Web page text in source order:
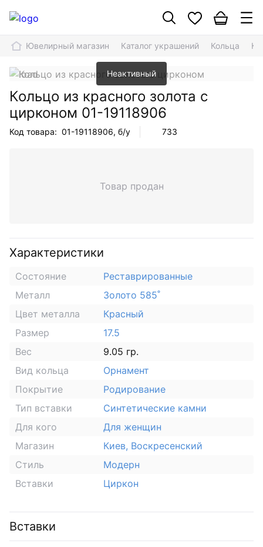
Ювелирный магазин Каталог украшений Кольца
Неактивный
Кольцо из красного золота с
цирконом 01-19118906
Код товара: 01-19118906, б/у 733
Товар продан
Характеристики
Состояние
Реставрированные
Металл
Золото 585˚
Цвет металла
Красный
Размер
17.5
Вес
9.05 гр.
Вид кольца
Орнамент
Покрытие
Родирование
Тип вставки
Синтетические камни
Для кого
Для женщин
Магазин
Киев, Воскресенский
Стиль
Модерн
Вставки
Циркон
Вставки